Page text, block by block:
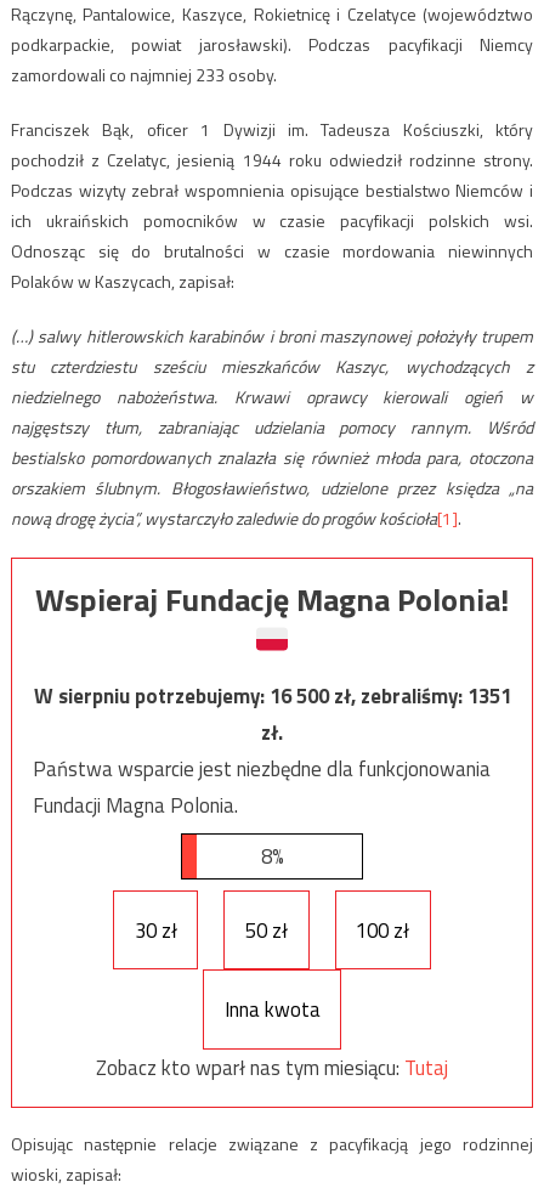
Rączynę, Pantalowice, Kaszyce, Rokietnicę i Czelatyce (województwo
podkarpackie, powiat jarosławski). Podczas pacyfikacji Niemcy
zamordowali co najmniej 233 osoby.
Franciszek Bąk, oficer 1 Dywizji im. Tadeusza Kościuszki, który
pochodził z Czelatyc, jesienią 1944 roku odwiedził rodzinne strony.
Podczas wizyty zebrał wspomnienia opisujące bestialstwo Niemców i
ich ukraińskich pomocników w czasie pacyfikacji polskich wsi.
Odnosząc się do brutalności w czasie mordowania niewinnych
Polaków w Kaszycach, zapisał:
(…) salwy hitlerowskich karabinów i broni maszynowej położyły trupem
stu czterdziestu sześciu mieszkańców Kaszyc, wychodzących z
niedzielnego nabożeństwa. Krwawi oprawcy kierowali ogień w
najgęstszy tłum, zabraniając udzielania pomocy rannym. Wśród
bestialsko pomordowanych znalazła się również młoda para, otoczona
orszakiem ślubnym. Błogosławieństwo, udzielone przez księdza „na
nową drogę życia”, wystarczyło zaledwie do progów kościoła[1].
Wspieraj Fundację Magna Polonia!
W sierpniu potrzebujemy:16 500zł, zebraliśmy:1351
zł.
Państwa wsparcie jest niezbędne dla funkcjonowania
Fundacji Magna Polonia.
8%
30 zł 50 zł 100 zł
Inna kwota
Zobacz kto wparł nas tym miesiącu: Tutaj
Opisując następnie relacje związane z pacyfikacją jego rodzinnej
wioski, zapisał: